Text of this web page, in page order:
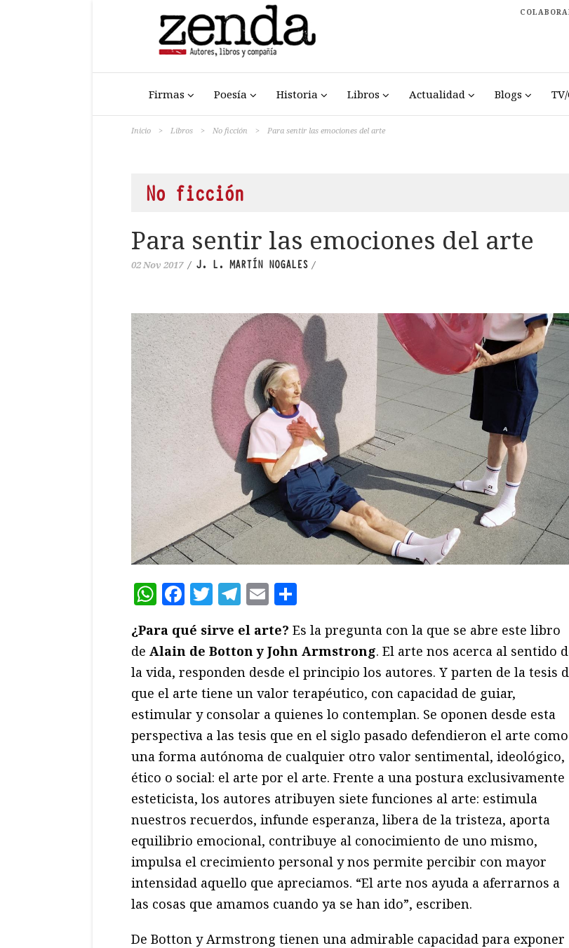
Firmas Poesía Historia Libros Actualidad Blogs
Inicio > Libros > No ficción > Para sentir las emociones del arte
No ficción
Para sentir las emociones del arte
02 Nov 2017 / J. L. MARTÍN NOGALES /
WhatsApp
Facebook
Twitter
Telegram
Email
¿Para qué sirve el arte? Es la pregunta con la que se abre este libro
de Alain de Botton y John Armstrong. El arte nos acerca al sentido
la vida, responden desde el principio los autores. Y parten de la tesis
que el arte tiene un valor terapéutico, con capacidad de guiar,
estimular y consolar a quienes lo contemplan. Se oponen desde esta
perspectiva a las tesis que en el siglo pasado defendieron el arte como
una forma autónoma de cualquier otro valor sentimental, ideológico,
ético o social: el arte por el arte. Frente a una postura exclusivamente
esteticista, los autores atribuyen siete funciones al arte: estimula
nuestros recuerdos, infunde esperanza, libera de la tristeza, aporta
equilibrio emocional, contribuye al conocimiento de uno mismo,
impulsa el crecimiento personal y nos permite percibir con mayor
intensidad aquello que apreciamos. “El arte nos ayuda a aferrarnos a
las cosas que amamos cuando ya se han ido”, escriben.
De Botton y Armstrong tienen una admirable capacidad para exponer